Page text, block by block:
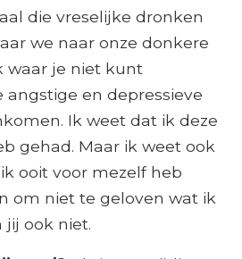
die vreselijke dronken
we naar onze donkere
waar je niet kunt
en depressieve
Ik weet dat ik deze
gehad. Maar ik weet ook
ooit voor mezelf heb
om niet te geloven wat ik
ook niet.